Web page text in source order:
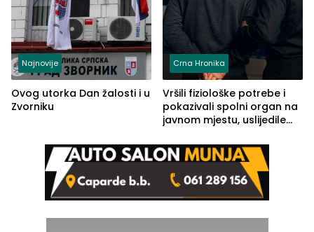
Najnovije
Ovog utorka Dan žalosti i u
Zvorniku
Crna Hronika
Vršili fiziološke potrebe i
pokazivali spolni organ na
javnom mjestu, uslijedile